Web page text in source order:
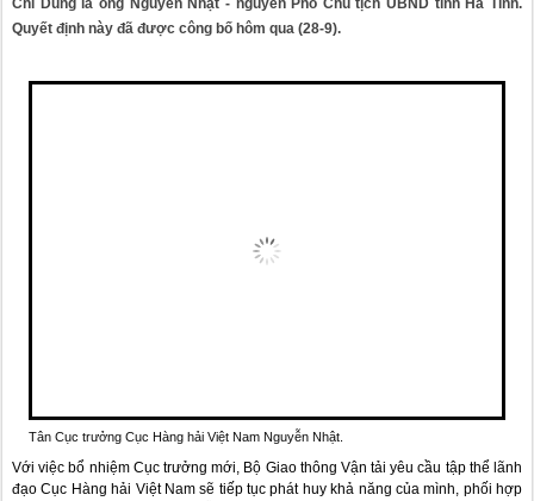
Chí Dũng là ông Nguyễn Nhật - nguyên Phó Chủ tịch UBND tỉnh Hà Tĩnh.
Quyết định này đã được công bố hôm qua (28-9).
Tân Cục trưởng Cục Hàng hải Việt Nam Nguyễn Nhật.
Với việc bổ nhiệm Cục trưởng mới, Bộ Giao thông Vận tải yêu cầu tập thể lãnh
đạo Cục Hàng hải Việt Nam sẽ tiếp tục phát huy khả năng của mình, phối hợp